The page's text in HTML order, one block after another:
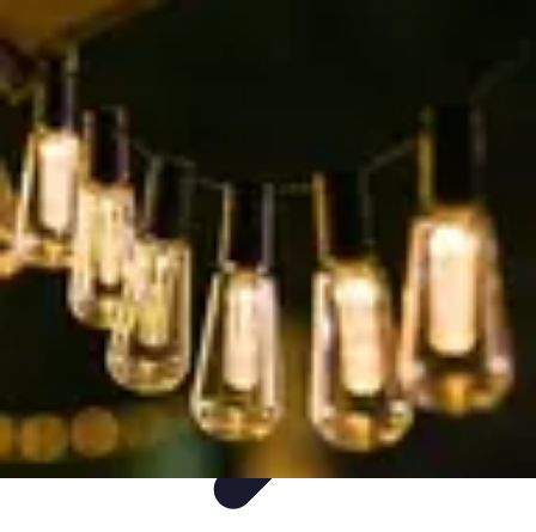
Decoración Económica
ParedesRecomendaciones
Decoración Económica